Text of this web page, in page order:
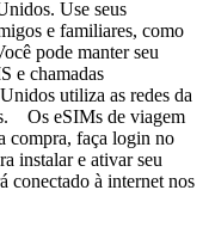
Use seus
e familiares, como
pode manter seu
e chamadas
utiliza as redes da
Os eSIMs de viagem
compra, faça login no
instalar e ativar seu
conectado à internet nos